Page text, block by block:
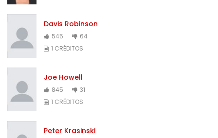
Davis Robinson
545
64
1 CRÉDITOS
Joe Howell
845
31
1 CRÉDITOS
Peter Krasinski